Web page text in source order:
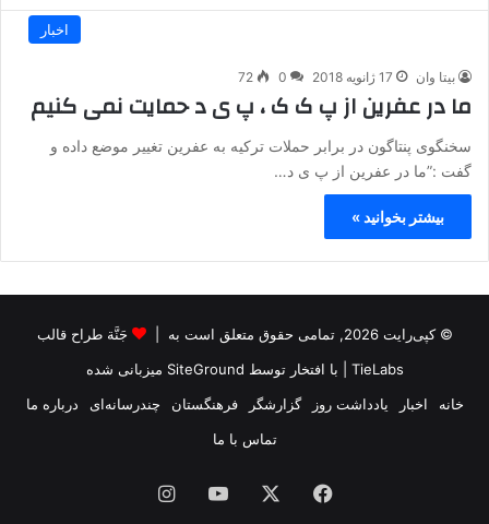
اخبار
بیتا وان 17 ژانویه 2018 0
72
ما در عفرین از پ ک ک ، پ ی د حمایت نمی کنیم
سخنگوی پنتاگون در برابر حملات ترکیه به عفرین تغییر موضع داده و
گفت :”ما در عفرین از پ ی د…
بیشتر بخوانید »
© کپی‌رایت 2026, تمامی حقوق متعلق است به |
جَنَّة طراح قالب
TieLabs | با افتخار توسط SiteGround میزبانی شده
خانه
اخبار یادداشت روز گزارشگر فرهنگستان چندرسانه‌ای
درباره ما
تماس با ما
فیس یوتیوب